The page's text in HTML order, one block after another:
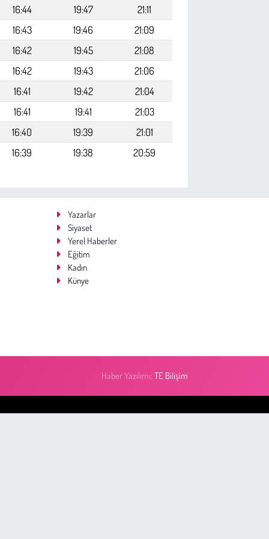
16:44 19:47
21:11
16:43
19:46
21:09
16:42
19:45
21:08
16:42
19:43
21:06
16:41
19:42
21:04
16:41
19:41
21:03
16:40
19:39
21:01
16:39
19:38 20:59
Yazarlar
Siyaset
Yerel Haberler
Eğitim
Kadın
Künye
Haber Yazılımı:TE Bilişim